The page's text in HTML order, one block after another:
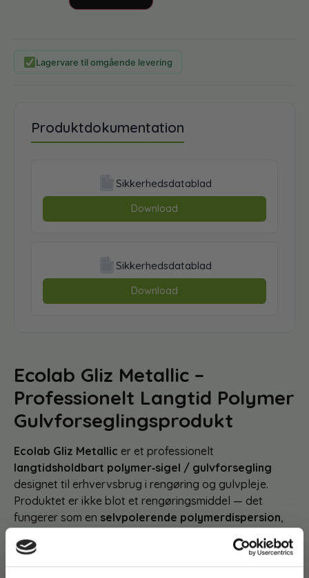
Lagervare til omgående levering
Produktdokumentation
Sikkerhedsdatablad
Download
Sikkerhedsdatablad
Download
Ecolab Gliz Metallic –
Professionelt Langtid Polymer
Gulvforseglingsprodukt
Ecolab Gliz Metallic er et professionelt
langtidsholdbart polymer‑sigel / gulvforsegling
designet til erhvervsbrug i rengøring og gulvpleje.
Produktet er ikke blot et rengøringsmiddel — det
fungerer som en selvpolerende polymerdispersion
på vandbestandige gulve